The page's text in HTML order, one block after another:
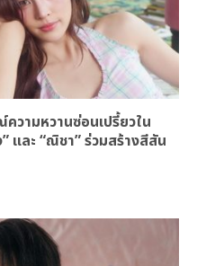
วามหวานซ่อนเปรี้ยวใน
และ “ณิชา” ร่วมสร้างสีสัน